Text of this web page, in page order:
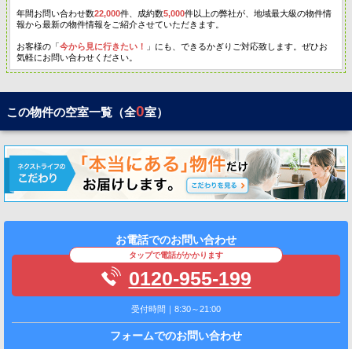
年間お問い合わせ数22,000件、成約数5,000件以上の弊社が、地域最大級の物件情
報から最新の物件情報をご紹介させていただきます。
お客様の「今から見に行きたい！
」にも、できるかぎりご対応致します。ぜひお
気軽にお問い合わせください。
この物件の空室一覧（全0室）
お電話でのお問い合わせ
タップで電話がかかります
0120-955-199
受付時間｜8:30～21:00
フォームでのお問い合わせ